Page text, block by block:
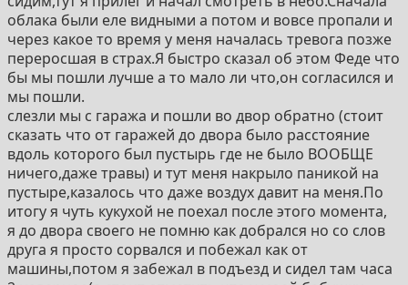
облака были еле видными а потом и вовсе пропали и
через какое то время у меня началась тревога позже
переросшая в страх.Я быстро сказал об этом Феде что
бы мы пошли лучше а то мало ли что,он согласился и
мы пошли.
слезли мы с гаража и пошли во двор обратно (стоит
сказать что от гаражей до двора было расстояние
вдоль которого был пустырь где не было ВООБЩЕ
ничего,даже травы) и тут меня накрыло паникой на
пустыре,казалось что даже воздух давит на меня.По
итогу я чуть кукухой не поехал после этого момента,
я до двора своего не помню как добрался но со слов
друга я просто сорвался и побежал как от
машины,потом я забежал в подъезд и сидел там часа